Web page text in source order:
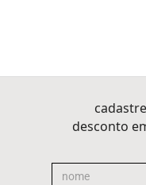
desconto